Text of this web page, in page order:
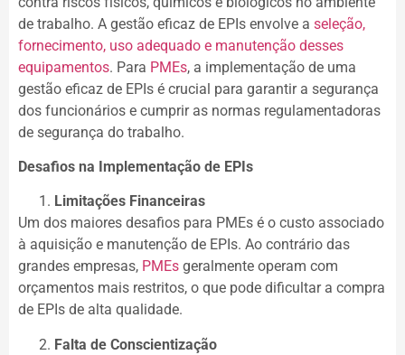
de trabalho. A gestão eficaz de EPIs envolve a seleção,
fornecimento, uso adequado e manutenção desses
equipamentos. Para PMEs, a implementação de uma
gestão eficaz de EPIs é crucial para garantir a segurança
dos funcionários e cumprir as normas regulamentadoras
de segurança do trabalho.
Desafios na Implementação de EPIs
Limitações Financeiras
Um dos maiores desafios para PMEs é o custo associado
à aquisição e manutenção de EPIs. Ao contrário das
grandes empresas, PMEs geralmente operam com
orçamentos mais restritos, o que pode dificultar a compra
de EPIs de alta qualidade.
Falta de Conscientização